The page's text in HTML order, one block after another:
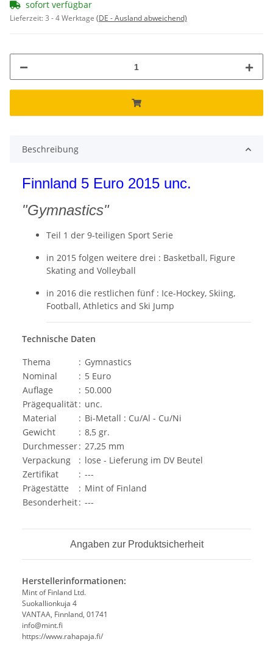
sofort verfügbar
Lieferzeit:3 - 4 Werktage (DE - Ausland abweichend)
Beschreibung
Finnland 5 Euro 2015 unc.
"Gymnastics"
Teil 1 der 9-teiligen Sport Serie
in 2015 folgen weitere drei : Basketball, Figure
Skating and Volleyball
in 2016 die restlichen fünf : Ice-Hockey, Skiing,
Football, Athletics and Ski Jump
Technische Daten
Thema
: Gymnastics
Nominal
: 5 Euro
Auflage
: 50.000
Prägequalität: unc.
Material
: Bi-Metall : Cu/Al - Cu/Ni
Gewicht
: 8,5 gr.
Durchmesser: 27,25 mm
Verpackung
: lose - Lieferung im DV Beutel
Zertifikat
: ---
Prägestätte
: Mint of Finland
Besonderheit: ---
Angaben zur Produktsicherheit
Herstellerinformationen:
Mint of Finland Ltd.
Suokallionkuja 4
VANTAA, Finnland, 01741
info@mint.fi
https://www.rahapaja.fi/